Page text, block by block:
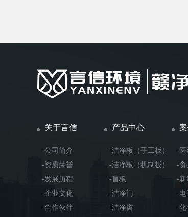
关于言信
-公司简介
-资质荣誉
-发展历程
-企业文化
-合作伙伴
产品中心
-洁净板（手工板）
-洁净板（机制板）
-盲板
-洁净门
-洁净窗
-医
-食
-新
-电
-化